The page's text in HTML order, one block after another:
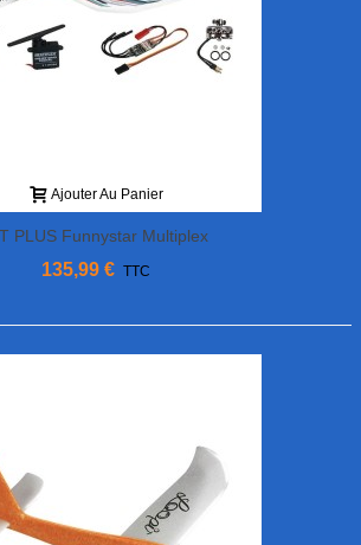
Ajouter Au Panier
PLUS Funnystar Multiplex
135,99 € TTC